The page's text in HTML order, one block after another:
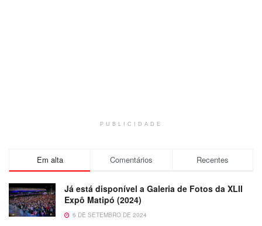
PUBLICIDADE
Em alta Comentários Recentes
Já está disponível a Galeria de Fotos da XLII
Expô Matipó (2024)
6 DE SETEMBRO DE 2024